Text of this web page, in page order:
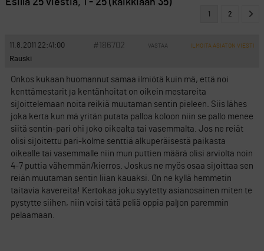
Esillä 25 viestiä, 1 - 25 (kaikkiaan 35)
1 2
11.8.2011 22:41:00 #186702 VASTAA ILMOITA ASIATON VIESTI
Rauski
Onkos kukaan huomannut samaa ilmiötä kuin mä, että noi
kenttämestarit ja kentänhoitat on oikein mestareita
sijoittelemaan noita reikiä muutaman sentin pieleen. Siis lähes
joka kerta kun mä yritän putata palloa koloon niin se pallo menee
siitä sentin-pari ohi joko oikealta tai vasemmalta. Jos ne reiät
olisi sijoitettu pari-kolme senttiä alkuperäisestä paikasta
oikealle tai vasemmalle niin mun puttien määrä olisi arviolta noin
4-7 puttia vähemmän/kierros. Joskus ne myös osaa sijoittaa sen
reiän muutaman sentin liian kauaksi. On ne kyllä hemmetin
taitavia kavereita! Kertokaa joku syytetty asianosainen miten te
pystytte siihen, niin voisi tätä peliä oppia paljon paremmin
pelaamaan.